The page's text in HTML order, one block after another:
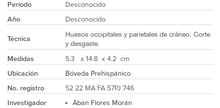
Período
Desconocido
Año
Desconocido
Técnica
Huesos occipitales y parietales de cráneo. Corte
y desgaste.
Medidas
5.3 x 14.8 x 4.2 cm
Ubicación
Bóveda Prehispánico
No. registro
52 22 MA FA 57PJ 746
Investigador
Aban Flores Morán